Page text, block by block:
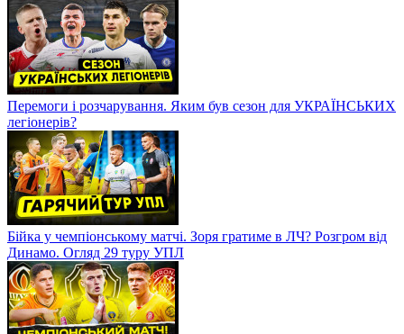
Перемоги і розчарування. Яким був сезон для УКРАЇНСЬКИХ
легіонерів?
Бійка у чемпіонському матчі. Зоря гратиме в ЛЧ? Розгром від
Динамо. Огляд 29 туру УПЛ